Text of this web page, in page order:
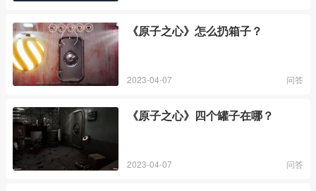
《原子之心》怎么扔箱子？
2023-04-07 问答
《原子之心》四个罐子在哪？
2023-04-07 问答